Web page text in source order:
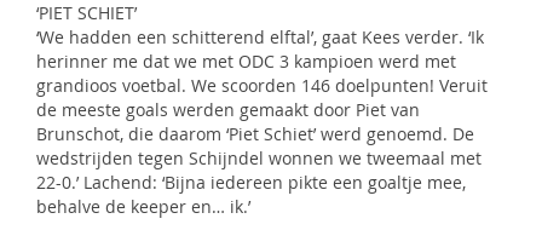
‘PIET SCHIET’
‘We hadden een schitterend elftal’, gaat Kees verder. ‘Ik
herinner me dat we met ODC 3 kampioen werd met
grandioos voetbal. We scoorden 146 doelpunten! Veruit
de meeste goals werden gemaakt door Piet van
Brunschot, die daarom ‘Piet Schiet’ werd genoemd. De
wedstrijden tegen Schijndel wonnen we tweemaal met
22-0.’ Lachend: ‘Bijna iedereen pikte een goaltje mee,
behalve de keeper en… ik.’